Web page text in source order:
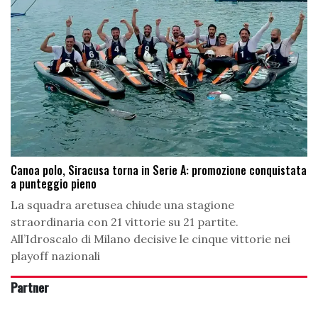
Canoa polo, Siracusa torna in Serie A: promozione conquistata
a punteggio pieno
La squadra aretusea chiude una stagione
straordinaria con 21 vittorie su 21 partite.
All’Idroscalo di Milano decisive le cinque vittorie nei
playoff nazionali
Partner